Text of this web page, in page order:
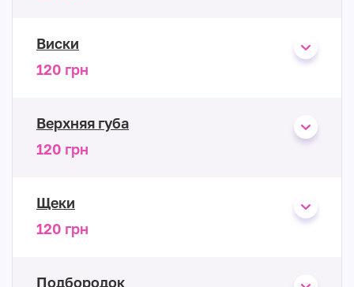
Виски
120 грн
Верхняя губа
120 грн
Щеки
120 грн
Подбородок